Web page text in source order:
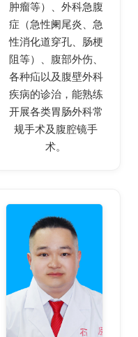
肿瘤等）、外科急腹
症（急性阑尾炎、急
性消化道穿孔、肠梗
阻等）、腹部外伤、
各种疝以及腹壁外科
疾病的诊治，能熟练
开展各类胃肠外科常
规手术及腹腔镜手
术。